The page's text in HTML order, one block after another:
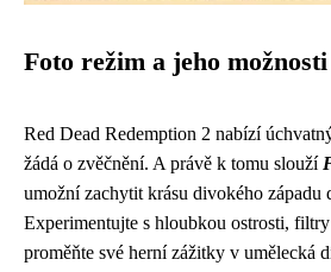
Foto režim a jeho možnosti
Red Dead Redemption 2 nabízí
žádá o zvěčnění. A právě k tomu slouží
umožní zachytit krásu divokého západu
Experimentujte s hloubkou ostrosti,
proměňte své herní zážitky v umělecká